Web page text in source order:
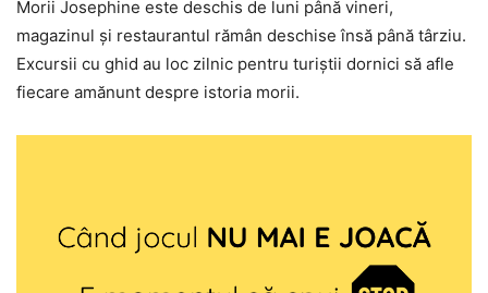
Morii Josephine este deschis de luni până vineri,
magazinul și restaurantul rămân deschise însă până târziu.
Excursii cu ghid au loc zilnic pentru turiștii dornici să afle
fiecare amănunt despre istoria morii.